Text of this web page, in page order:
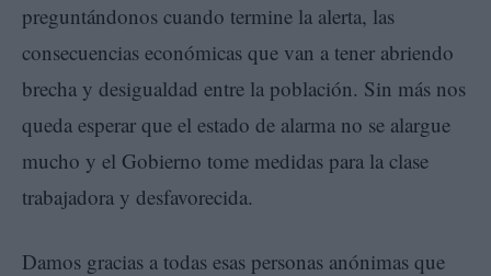
preguntándonos cuando termine la alerta, las
consecuencias económicas que van a tener abriendo
brecha y desigualdad entre la población. Sin más nos
queda esperar que el estado de alarma no se alargue
mucho y el Gobierno tome medidas para la clase
trabajadora y desfavorecida.
Damos gracias a todas esas personas anónimas que